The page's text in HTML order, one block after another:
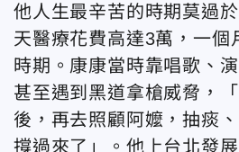
他人生最辛苦的時期莫過
天醫療花費高達3萬，一個
時期。康康當時靠唱歌、
甚至遇到黑道拿槍威脅，
後，再去照顧阿嬤，抽痰
撐過來了」。他上台北發